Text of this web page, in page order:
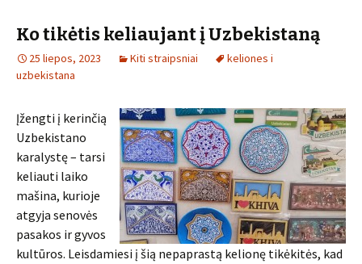
Ko tikėtis keliaujant į Uzbekistaną
25 liepos, 2023 Kiti straipsniai
keliones i
uzbekistana
Įžengti į kerinčią
Uzbekistano
karalystę – tarsi
keliauti laiko
mašina, kurioje
atgyja senovės
pasakos ir gyvos
kultūros. Leisdamiesi į šią nepaprastą kelionę tikėkitės, kad